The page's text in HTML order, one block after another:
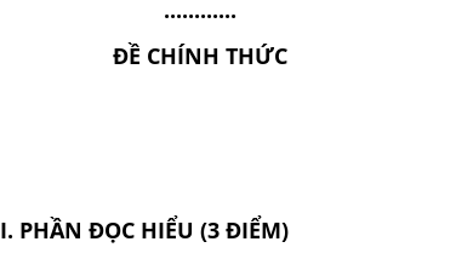
............
ĐỀ CHÍNH THỨC
I. PHẦN ĐỌC HIỂU (3 ĐIỂM)